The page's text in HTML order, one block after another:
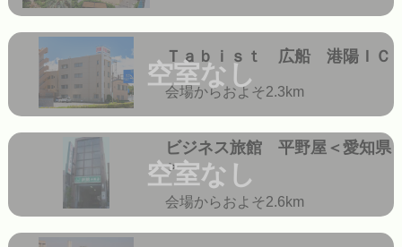
空室なし
Ｔａｂｉｓｔ 広船 港陽ＩＣ
会場からおよそ2.3km
空室なし
ビジネス旅館 平野屋＜愛知県
＞
会場からおよそ2.6km